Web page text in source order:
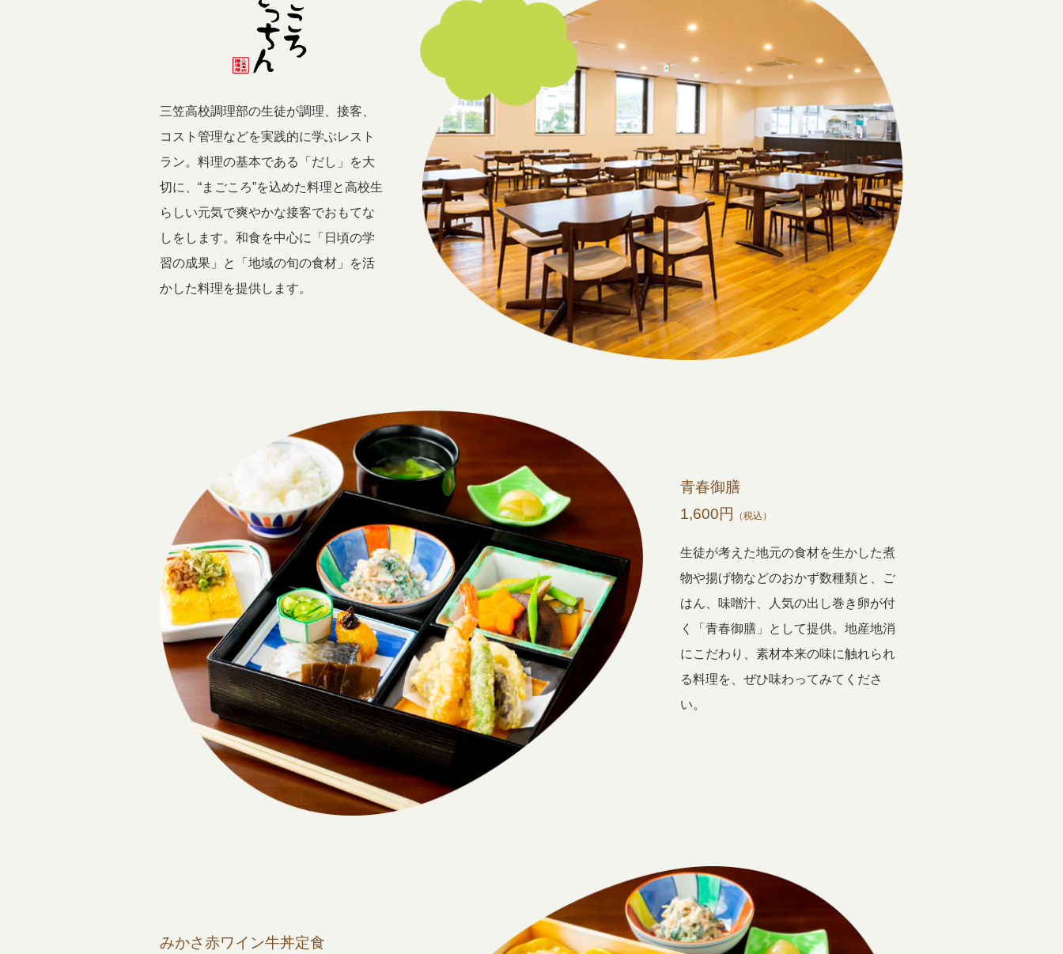
三笠高校調理部の生徒が調理、接客、
コスト管理などを実践的に学ぶレスト
ラン。料理の基本である「だし」を大
切に、“まごころ”を込めた料理と高校生
らしい元気で爽やかな接客でおもてな
しをします。和食を中心に「日頃の学
習の成果」と「地域の旬の食材」を活
かした料理を提供します。
青春御膳
1,600円
（税込）
生徒が考えた地元の食材を生かした煮
物や揚げ物などのおかず数種類と、ご
はん、味噌汁、人気の出し巻き卵が付
く「青春御膳」として提供。地産地消
にこだわり、素材本来の味に触れられ
る料理を、ぜひ味わってみてくださ
い。
みかさ赤ワイン牛丼定食